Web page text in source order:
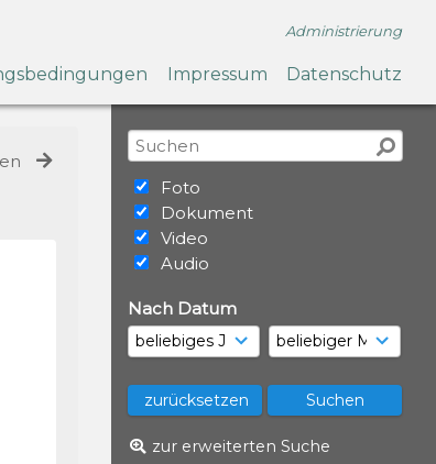
Administrierung
Impressum Datenschutz
Foto
Dokument
Video
Audio
Nach Datum
zur erweiterten Suche